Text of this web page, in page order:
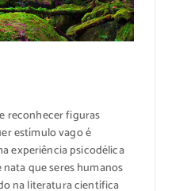
reconhecer figuras
estímulo vago é
experiência psicodélica
que seres humanos
na literatura científica